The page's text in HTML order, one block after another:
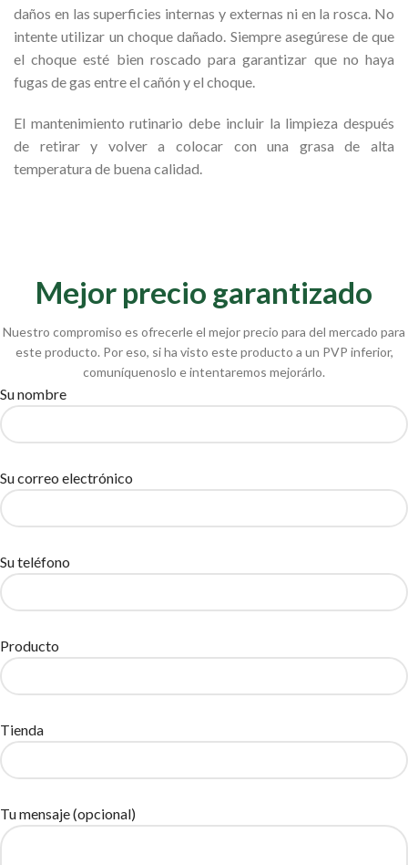
daños en las superficies internas y externas ni en la rosca. No
intente utilizar un choque dañado. Siempre asegúrese de que
el choque esté bien roscado para garantizar que no haya
fugas de gas entre el cañón y el choque.
El mantenimiento rutinario debe incluir la limpieza después
de retirar y volver a colocar con una grasa de alta
temperatura de buena calidad.
Mejor precio garantizado
Nuestro compromiso es ofrecerle el mejor precio para del mercado para
este producto. Por eso, si ha visto este producto a un PVP inferior,
comuníquenoslo e intentaremos mejorárlo.
Su nombre
Su correo electrónico
Su teléfono
Producto
Tienda
Tu mensaje (opcional)